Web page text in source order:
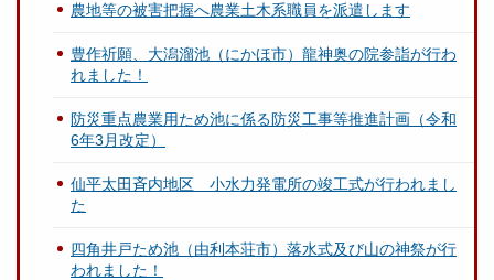
農地等の被害把握へ農業土木系職員を派遣します
豊作祈願、大潟溜池（にかほ市）龍神奥の院参詣が行わ
れました！
防災重点農業用ため池に係る防災工事等推進計画（令和
6年3月改定）
仙平太田斉内地区 小水力発電所の竣工式が行われまし
た
四角井戸ため池（由利本荘市）落水式及び山の神祭が行
われました！